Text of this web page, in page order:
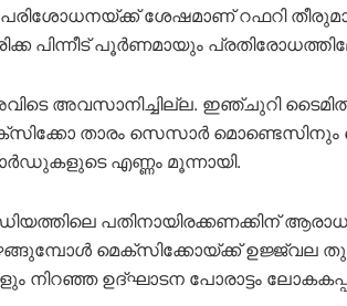
ശേഷമാണ് റഫറി
പിന്നീട് പൂർണമായും
അവസാനിച്ചില്ല. ഇഞ്ചുറി
താരം സെസാർ
എണ്ണം മൂന്നായി.
പതിനായിരക്കണക്കിന്
മെക്‌സിക്കോയ്ക്ക് ഉജ്ജ്വല
നിറഞ്ഞ ഉദ്ഘാടന പോരാട്ടം